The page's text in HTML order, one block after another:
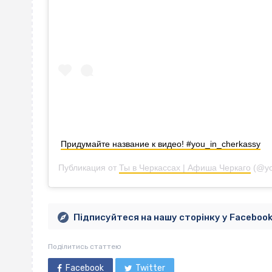
Придумайте название к видео! #you_in_cherkassy
Публикация от Ты в Черкассах | Афиша Черкаго
Підписуйтеся на нашу сторінку у Facebook
Поділитись статтею
Facebook Twitter